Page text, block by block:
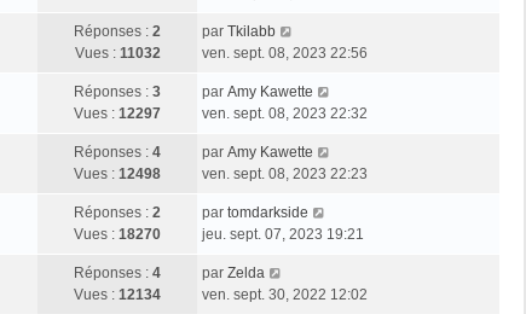
Réponses : 2
Vues : 11032
par Tkilabb
ven. sept. 08, 2023 22:56
Réponses : 3
Vues : 12297
par Amy Kawette
ven. sept. 08, 2023 22:32
Réponses : 4
Vues : 12498
par Amy Kawette
ven. sept. 08, 2023 22:23
Réponses : 2
Vues : 18270
par tomdarkside
jeu. sept. 07, 2023 19:21
Réponses : 4
Vues : 12134
par Zelda
ven. sept. 30, 2022 12:02